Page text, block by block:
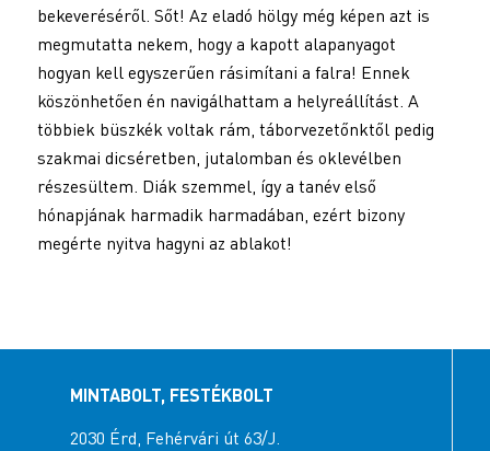
bekeveréséről. Sőt! Az eladó hölgy még képen azt is
megmutatta nekem, hogy a kapott alapanyagot
hogyan kell egyszerűen rásimítani a falra! Ennek
köszönhetően én navigálhattam a helyreállítást. A
többiek büszkék voltak rám, táborvezetőnktől pedig
szakmai dicséretben, jutalomban és oklevélben
részesültem. Diák szemmel, így a tanév első
hónapjának harmadik harmadában, ezért bizony
megérte nyitva hagyni az ablakot!
MINTABOLT, FESTÉKBOLT
2030 Érd, Fehérvári út 63/J.